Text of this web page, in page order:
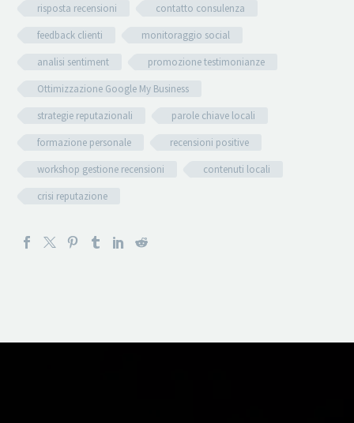
risposta recensioni
contatto consulenza
feedback clienti
monitoraggio social
analisi sentiment
promozione testimonianze
Ottimizzazione Google My Business
strategie reputazionali
parole chiave locali
formazione personale
recensioni positive
workshop gestione recensioni
contenuti locali
crisi reputazione